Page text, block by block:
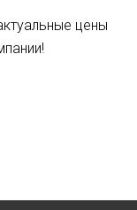
цены